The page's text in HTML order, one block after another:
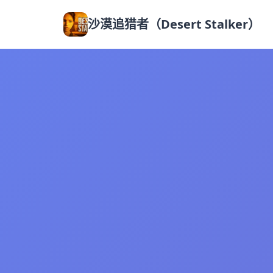
沙漠追猎者（Desert Stalker）